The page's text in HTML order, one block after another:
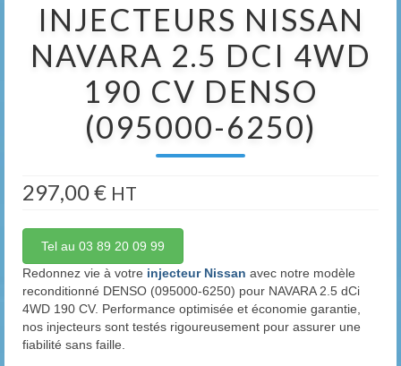
INJECTEURS NISSAN
NAVARA 2.5 DCI 4WD
190 CV DENSO
(095000-6250)
297,00€ HT
Tel au 03 89 20 09 99
Redonnez vie à votre injecteur Nissan avec notre modèle
reconditionné DENSO (095000-6250) pour NAVARA 2.5 dCi
4WD 190 CV. Performance optimisée et économie garantie,
nos injecteurs sont testés rigoureusement pour assurer une
fiabilité sans faille.